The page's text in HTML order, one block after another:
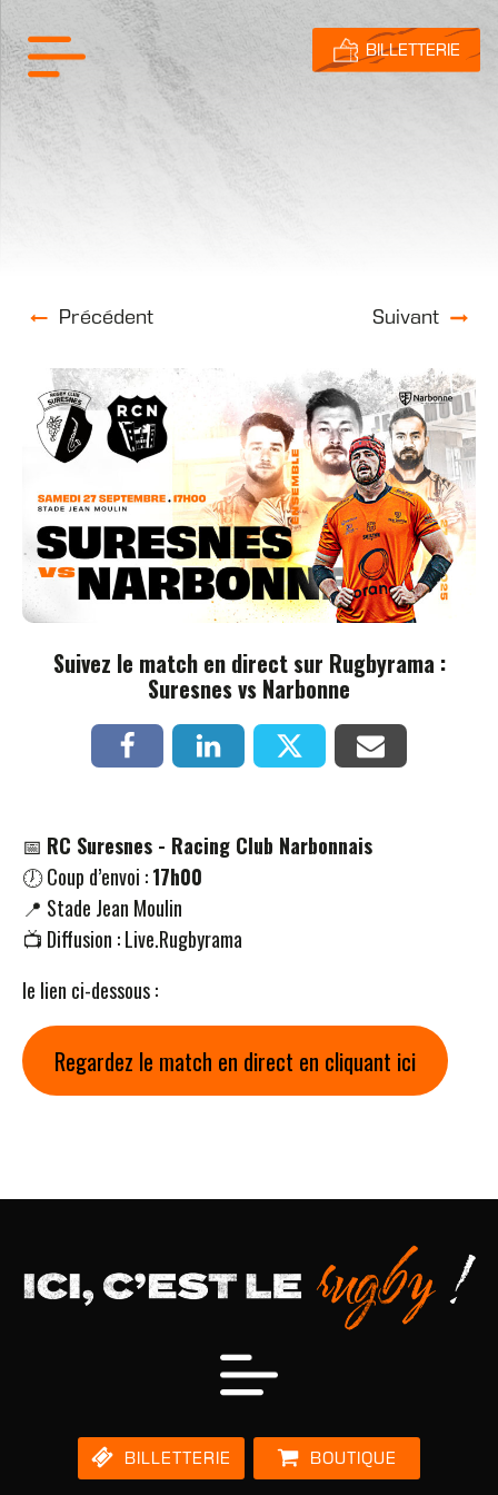
Précédent Suivant
Suivez le match en direct sur Rugbyrama :
Suresnes vs Narbonne
📅 RC Suresnes - Racing Club Narbonnais
🕖 Coup d’envoi :17h00
📍 Stade Jean Moulin
📺 Diffusion : Live.Rugbyrama
le lien ci-dessous :
Regardez le match en direct en cliquant ici
BILLETTERIE
BILLETTERIE BOUTIQUE